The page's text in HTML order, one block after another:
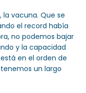
la vacuna. Que se
el record había
no podemos bajar
y la capacidad
en el orden de
un largo